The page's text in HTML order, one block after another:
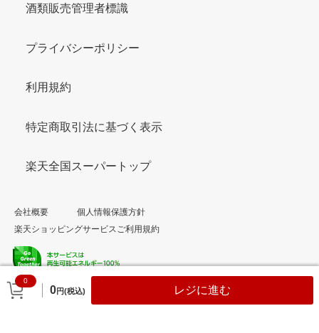
0
0円(税込) レジに進む
酒類販売管理者標識
プライバシーポリシー
利用規約
特定商取引法に基づく表示
楽天全国スーパートップ
会社概要
個人情報保護方針
楽天ショッピングサービスご利用規約
© Rakuten Group, Inc.